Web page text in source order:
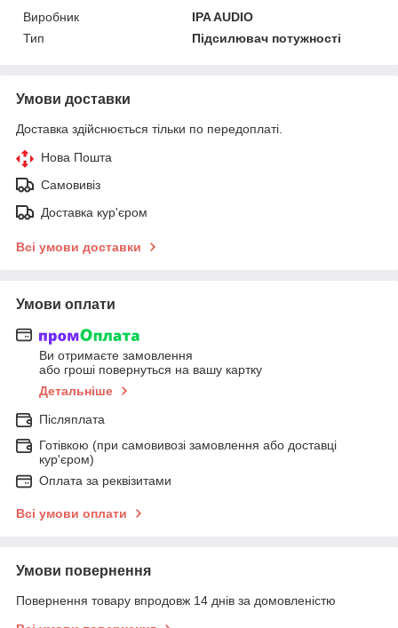
Виробник
IPA AUDIO
Тип
Підсилювач потужності
Умови доставки
Доставка здійснюється тільки по передоплаті.
Нова Пошта
Самовивіз
Доставка кур'єром
Всі умови доставки
Умови оплати
Ви отримаєте замовлення
або гроші повернуться на вашу картку
Детальніше
Післяплата
Готівкою (при самовивозі замовлення або доставці
кур'єром)
Оплата за реквізитами
Всі умови оплати
Умови повернення
Повернення товару впродовж 14 днів за домовленістю